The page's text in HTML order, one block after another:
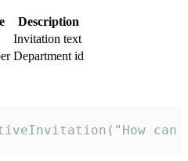
Description
Invitation text
Department id